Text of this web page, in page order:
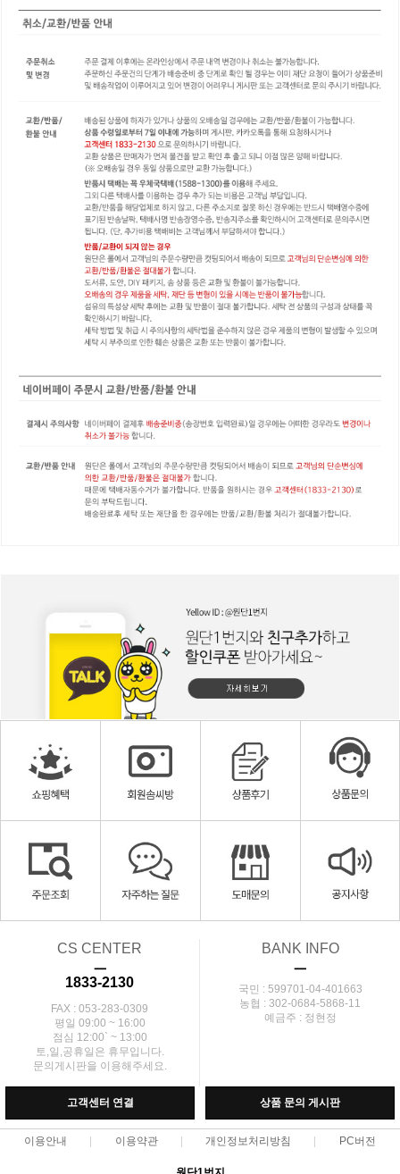
CS CENTER
ㅡ
1833-2130
FAX : 053-283-0309
평일 09:00 ~ 16:00
점심 12:00` ~ 13:00
토,일,공휴일은 휴무입니다.
문의게시판을 이용해주세요.
BANK INFO
ㅡ
국민 : 599701-04-401663
농협 : 302-0684-5868-11
예금주 : 정현정
고객센터 연결 상품 문의 게시판
이용안내 이용약관 개인정보처리방침 PC버전